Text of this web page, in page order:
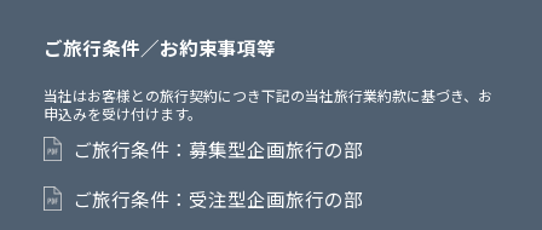
ご旅行条件／お約束事項等
当社はお客様との旅行契約につき下記の当社旅行業約款に基づき、お
申込みを受け付けます。
ご旅行条件：募集型企画旅行の部
ご旅行条件：受注型企画旅行の部